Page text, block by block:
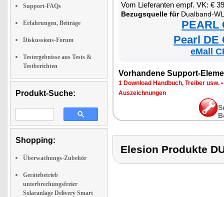
Support-FAQs
Erfahrungen, Beiträge
Diskussions-Forum
Testergebnisse aus Tests &
Testberichten
Produkt-Suche:
Shopping:
Überwachungs-Zubehör
Gerätebetrieb
unterbrechungsfreier
Solaranlage Delivery Smart
Vom Lieferanten empf. VK: €
Bezugsquelle fürDualband-WLAN-
PEARL
Pearl DE
eMall
Vorhandene Support-
1 Download Handbuch, Treiber usw. •
Auszeichnungen
Elesion Produkte